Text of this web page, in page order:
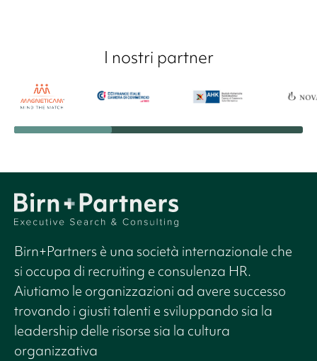
I nostri partner
Birn+Partners è una società internazionale che
si occupa di recruiting e consulenza HR.
Aiutiamo le organizzazioni ad avere successo
trovando i giusti talenti e sviluppando sia la
leadership delle risorse sia la cultura
organizzativa